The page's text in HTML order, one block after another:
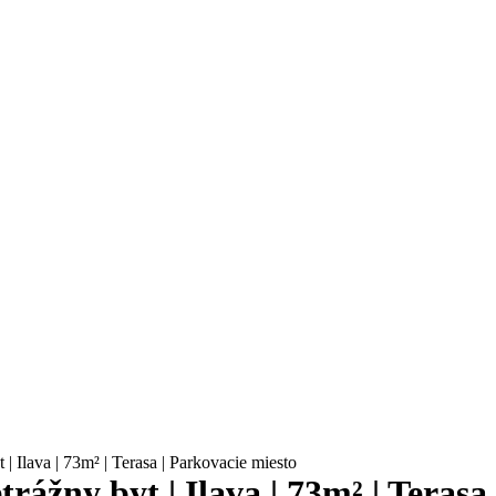
| 73m²‬ | Terasa | Parkovacie miesto